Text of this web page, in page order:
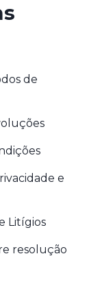
de
e
Litígios
resolução